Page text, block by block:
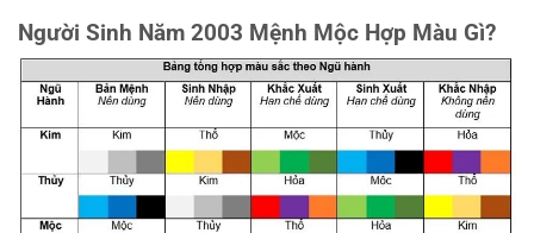
Người Sinh Năm 2003 Mệnh Mộc Hợp Màu Gì?